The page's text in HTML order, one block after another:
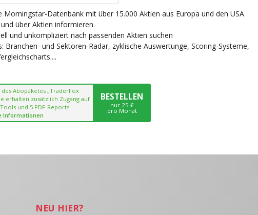
Morningstar-Datenbank mit über 15.000 Aktien aus Europa und den USA
über Aktien informieren.
und unkompliziert nach passenden Aktien suchen
Branchen- und Sektoren-Radar, zyklische Auswertunge, Scoring-Systeme,
Abopaketes „TraderFox
erhalten zusätzlich Zugang auf
und 5 PDF-Reports.
Informationen
BESTELLEN
nur 25 €
pro Monat
NEU HIER?